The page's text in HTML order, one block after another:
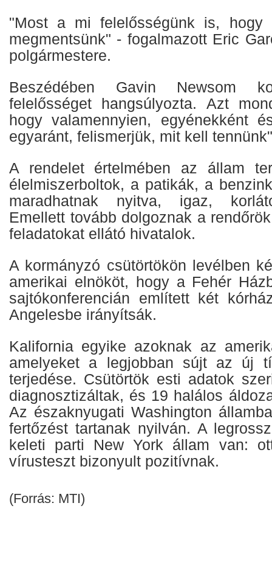
"Most a mi felelősségünk is, hogy
megmentsünk" - fogalmazott Eric
polgármestere.
Beszédében Gavin Newsom
felelősséget hangsúlyozta. Azt
hogy valamennyien, egyénekként
egyaránt, felismerjük, mit kell
A rendelet értelmében az állam
élelmiszerboltok, a patikák, a
maradhatnak nyitva, igaz,
Emellett tovább dolgoznak a
feladatokat ellátó hivatalok.
A kormányzó csütörtökön levélben
amerikai elnököt, hogy a Fehér
sajtókonferencián említett két
Angelesbe irányítsák.
Kalifornia egyike azoknak az
amelyeket a legjobban sújt az új
terjedése. Csütörtök esti adatok
diagnosztizáltak, és 19 halálos
Az északnyugati Washington
fertőzést tartanak nyilván. A
keleti parti New York állam van:
vírusteszt bizonyult pozitívnak.
(Forrás: MTI)